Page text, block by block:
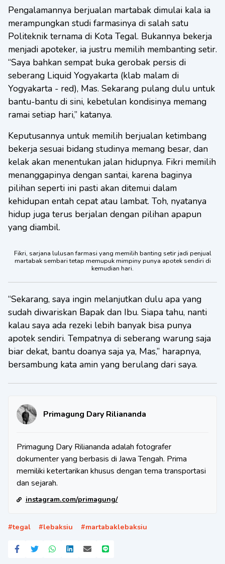
Pengalamannya berjualan martabak dimulai kala ia
merampungkan studi farmasinya di salah satu
Politeknik ternama di Kota Tegal. Bukannya bekerja
menjadi apoteker, ia justru memilih membanting setir.
“Saya bahkan sempat buka gerobak persis di
seberang Liquid Yogyakarta (klab malam di
Yogyakarta - red), Mas. Sekarang pulang dulu untuk
bantu-bantu di sini, kebetulan kondisinya memang
ramai setiap hari,” katanya.
Keputusannya untuk memilih berjualan ketimbang
bekerja sesuai bidang studinya memang besar, dan
kelak akan menentukan jalan hidupnya. Fikri memilih
menanggapinya dengan santai, karena baginya
pilihan seperti ini pasti akan ditemui dalam
kehidupan entah cepat atau lambat. Toh, nyatanya
hidup juga terus berjalan dengan pilihan apapun
yang diambil.
Fikri, sarjana lulusan farmasi yang memilih banting setir jadi penjual
martabak sembari tetap memupuk mimpiny punya apotek sendiri di
kemudian hari.
“Sekarang, saya ingin melanjutkan dulu apa yang
sudah diwariskan Bapak dan Ibu. Siapa tahu, nanti
kalau saya ada rezeki lebih banyak bisa punya
apotek sendiri. Tempatnya di seberang warung saja
biar dekat, bantu doanya saja ya, Mas,” harapnya,
bersambung kata amin yang berulang dari saya.
Primagung Dary Riliananda
Primagung Dary Riliananda adalah fotografer
dokumenter yang berbasis di Jawa Tengah. Prima
memiliki ketertarikan khusus dengan tema transportasi
dan sejarah.
instagram.com/primagung/
#tegal #lebaksiu #martabaklebaksiu